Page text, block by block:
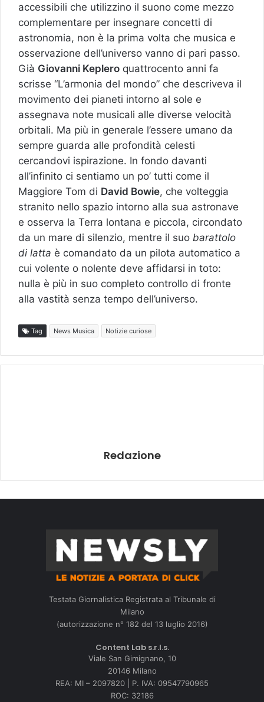
accessibili che utilizzino il suono come mezzo
complementare per insegnare concetti di
astronomia, non è la prima volta che musica e
osservazione dell’universo vanno di pari passo.
Già Giovanni Keplero quattrocento anni fa
scrisse “L’armonia del mondo” che descriveva il
movimento dei pianeti intorno al sole e
assegnava note musicali alle diverse velocità
orbitali. Ma più in generale l’essere umano da
sempre guarda alle profondità celesti
cercandovi ispirazione. In fondo davanti
all’infinito ci sentiamo un po’ tutti come il
Maggiore Tom di David Bowie, che volteggia
stranito nello spazio intorno alla sua astronave
e osserva la Terra lontana e piccola, circondato
da un mare di silenzio, mentre il suo barattolo
di latta è comandato da un pilota automatico a
cui volente o nolente deve affidarsi in toto:
nulla è più in suo completo controllo di fronte
alla vastità senza tempo dell’universo.
Tag News Musica Notizie curiose
Redazione
Testata Giornalistica Registrata al Tribunale di
Milano
(autorizzazione n° 182 del 13 luglio 2016)
Content Lab s.r.l.s.
Viale San Gimignano, 10
20146 Milano
REA: MI – 2097820 | P. IVA: 09547790965
ROC: 32186